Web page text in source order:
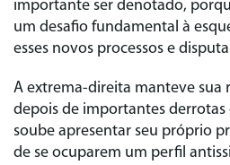
importante ser denotado,
um desafio fundamental à
esses novos processos e
A extrema-direita manteve sua
depois de importantes
soube apresentar seu próprio
de se ocuparem um perfil